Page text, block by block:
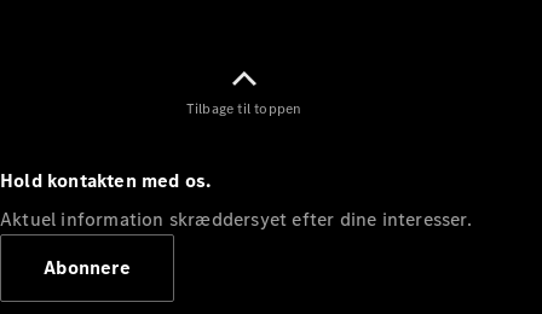
Tilbage til toppen
Hold kontakten med os.
Aktuel information skræddersyet efter dine interesser.
Abonnere